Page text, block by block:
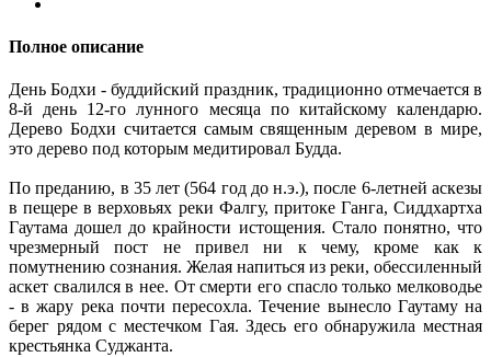
Полное описание
День Бодхи - буддийский праздник, традиционно отмечается в
8-й день 12-го лунного месяца по китайскому календарю.
Дерево Бодхи считается самым священным деревом в мире,
это дерево под которым медитировал Будда.
По преданию, в 35 лет (564 год до н.э.), после 6-летней аскезы
в пещере в верховьях реки Фалгу, притоке Ганга, Сиддхартха
Гаутама дошел до крайности истощения. Стало понятно, что
чрезмерный пост не привел ни к чему, кроме как к
помутнению сознания. Желая напиться из реки, обессиленный
аскет свалился в нее. От смерти его спасло только мелководье
- в жару река почти пересохла. Течение вынесло Гаутаму на
берег рядом с местечком Гая. Здесь его обнаружила местная
крестьянка Суджанта.